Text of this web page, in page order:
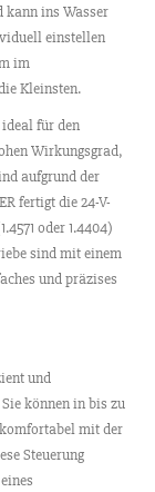
kann ins Wasser
einstellen
im
Kleinsten.
für den
Wirkungsgrad,
aufgrund der
fertigt die 24-V-
oder 1.4404)
sind mit einem
und präzises
und
können in bis zu
mit der
Steuerung